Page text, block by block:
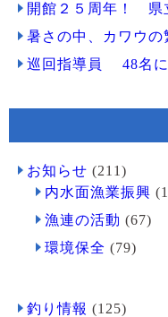
開館２５周年！ 県
暑さの中、カワウの
巡回指導員 48名に
お知らせ (211)
内水面漁業振興
漁連の活動 (67)
環境保全 (79)
釣り情報 (125)